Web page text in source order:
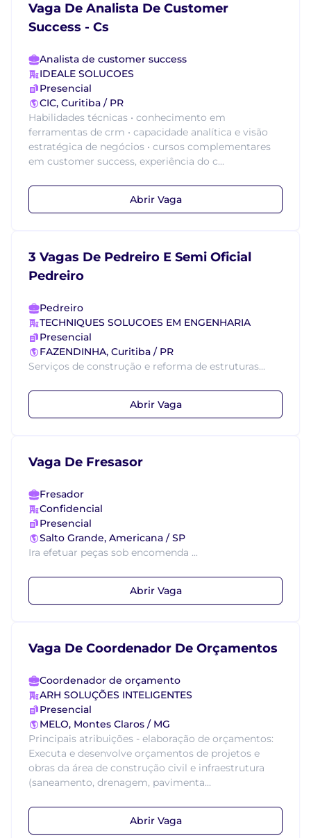
Vaga De Analista De Customer
Success - Cs
Analista de customer success
IDEALE SOLUCOES
Presencial
CIC, Curitiba / PR
Habilidades técnicas • conhecimento em
ferramentas de crm • capacidade analítica e visão
estratégica de negócios • cursos complementares
em customer success, experiência do c...
Abrir Vaga
3 Vagas De Pedreiro E Semi Oficial
Pedreiro
Pedreiro
TECHNIQUES SOLUCOES EM ENGENHARIA
Presencial
FAZENDINHA, Curitiba / PR
Serviços de construção e reforma de estruturas...
Abrir Vaga
Vaga De Fresasor
Fresador
Confidencial
Presencial
Salto Grande, Americana / SP
Ira efetuar peças sob encomenda ...
Abrir Vaga
Vaga De Coordenador De Orçamentos
Coordenador de orçamento
ARH SOLUÇÕES INTELIGENTES
Presencial
MELO, Montes Claros / MG
Principais atribuições - elaboração de orçamentos:
Executa e desenvolve orçamentos de projetos e
obras da área de construção civil e infraestrutura
(saneamento, drenagem, pavimenta...
Abrir Vaga